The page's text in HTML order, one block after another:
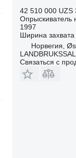
42 510 000 UZS
Опрыскиватель
1997
Ширина захвата
Норвегия,
Связаться с